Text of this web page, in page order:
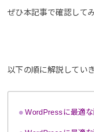
ぜひ本記事で確認して
以下の順に解説していき
WordPressに最適